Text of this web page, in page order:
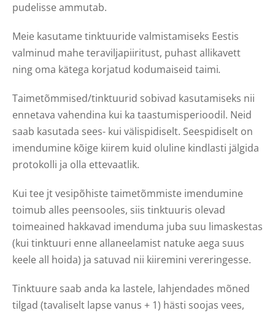
pudelisse ammutab.
Meie kasutame tinktuuride valmistamiseks Eestis
valminud mahe teraviljapiiritust, puhast allikavett
ning oma kätega korjatud kodumaiseid taimi.
Taimetõmmised/tinktuurid sobivad kasutamiseks nii
ennetava vahendina kui ka taastumisperioodil. Neid
saab kasutada sees- kui välispidiselt. Seespidiselt on
imendumine kõige kiirem kuid oluline kindlasti jälgida
protokolli ja olla ettevaatlik.
Kui tee jt vesipõhiste taimetõmmiste imendumine
toimub alles peensooles, siis tinktuuris olevad
toimeained hakkavad imenduma juba suu limaskestas
(kui tinktuuri enne allaneelamist natuke aega suus
keele all hoida) ja satuvad nii kiiremini vereringesse.
Tinktuure saab anda ka lastele, lahjendades mõned
tilgad (tavaliselt lapse vanus + 1) hästi soojas vees,